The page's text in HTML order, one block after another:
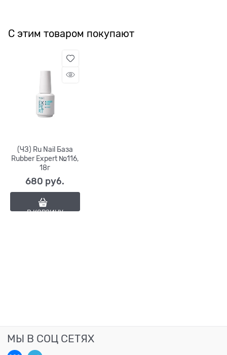
С этим товаром покупают
(ЧЗ) Ru Nail База
Rubber Expert №116,
18г
680 руб.
В КОРЗИНУ
МЫ В СОЦ СЕТЯХ